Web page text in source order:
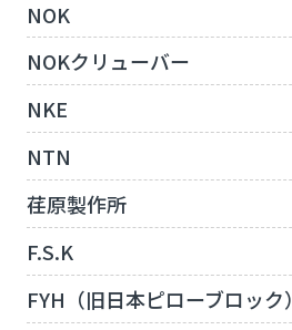
NOK
NOKクリューバー
NKE
NTN
荏原製作所
F.S.K
FYH（旧日本ピローブロック）